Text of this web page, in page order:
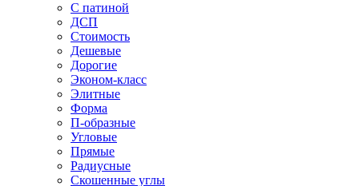
С патиной
ДСП
Стоимость
Дешевые
Дорогие
Эконом-класс
Элитные
Форма
П-образные
Угловые
Прямые
Радиусные
Скошенные углы